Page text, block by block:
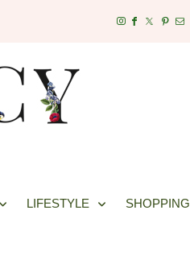
LIFESTYLE SHOPPING